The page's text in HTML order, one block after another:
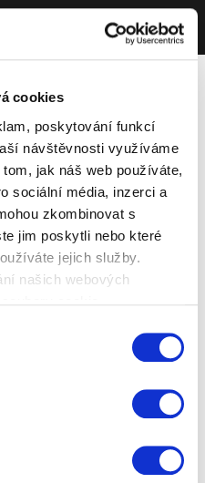
cookies
poskytování funkcí
návštěvnosti využíváme
jak náš web používáte,
sociální média, inzerci a
zkombinovat s
jim poskytli nebo které
jejich služby.
našich webových